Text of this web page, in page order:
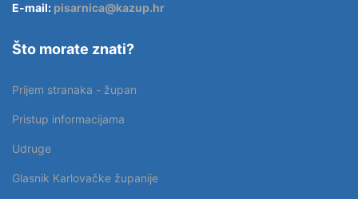
E-mail: pisarnica@kazup.hr
Što morate znati?
Prijem stranaka - župan
Pristup informacijama
Udruge
Glasnik Karlovačke županije